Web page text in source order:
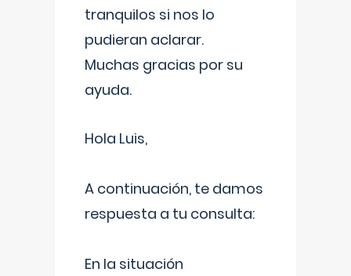
tranquilos si nos lo
pudieran aclarar.
Muchas gracias por su
ayuda.
Hola Luis,
A continuación, te damos
respuesta a tu consulta:
En la situación